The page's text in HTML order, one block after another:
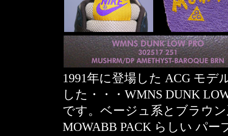
1991年に登場した ACG モデ
した・・・WMNS DUNK
です。ベージュ系とブラウ
MOWABB PACK らしい パ